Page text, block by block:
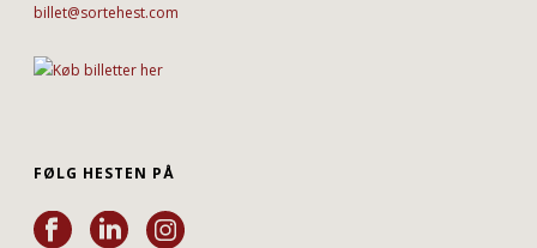
billet@sortehest.com
FØLG HESTEN PÅ